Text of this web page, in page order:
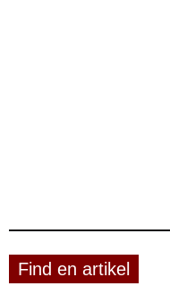
Find en artikel